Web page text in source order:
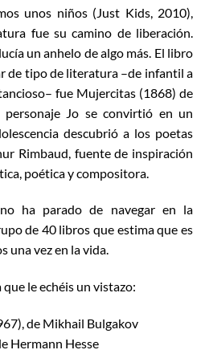
unos niños (Just Kids, 2010),
fue su camino de liberación.
un anhelo de algo más. El libro
de tipo de literatura –de infantil a
fue Mujercitas (1868) de
Jo se convirtió en un
descubrió a los poetas
Rimbaud, fuente de inspiración
poética y compositora.
ha parado de navegar en la
de 40 libros que estima que es
una vez en la vida.
le echéis un vistazo:
de Mikhail Bulgakov
Hermann Hesse